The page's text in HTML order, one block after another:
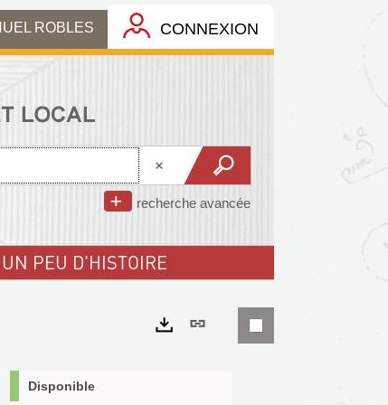
ROBLES CONNEXION
recherche avancée
UN PEU D'HISTOIRE
Lien
Disponible